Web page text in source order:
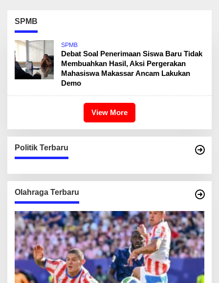
SPMB
SPMB
Debat Soal Penerimaan Siswa Baru Tidak
Membuahkan Hasil, Aksi Pergerakan
Mahasiswa Makassar Ancam Lakukan
Demo
View More
Politik Terbaru
Olahraga Terbaru